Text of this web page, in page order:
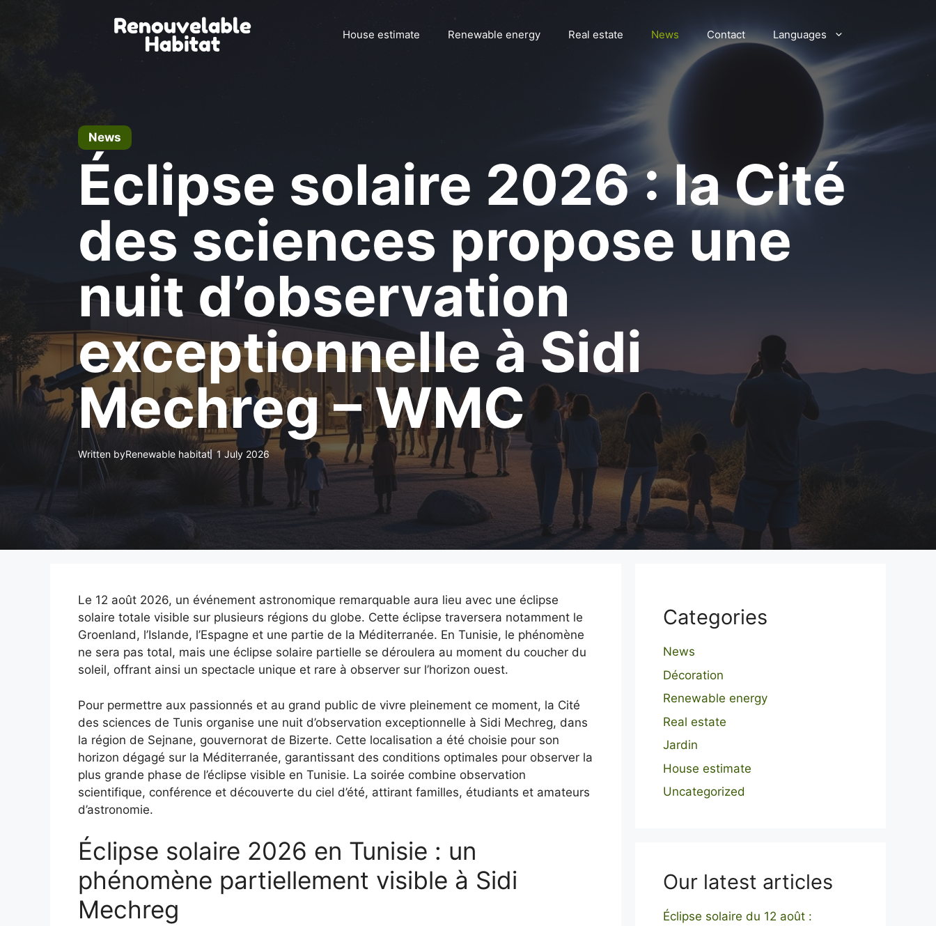
House estimate Renewable energy Real estate News Contact Languages
News
Éclipse solaire 2026 : la Cité
des sciences propose une
nuit d’observation
exceptionnelle à Sidi
Mechreg – WMC
Written byRenewable habitat 1 July 2026
Le 12 août 2026, un événement astronomique remarquable aura lieu avec une éclipse
solaire totale visible sur plusieurs régions du globe. Cette éclipse traversera notamment le
Groenland, l’Islande, l’Espagne et une partie de la Méditerranée. En Tunisie, le phénomène
ne sera pas total, mais une éclipse solaire partielle se déroulera au moment du coucher du
soleil, offrant ainsi un spectacle unique et rare à observer sur l’horizon ouest.
Pour permettre aux passionnés et au grand public de vivre pleinement ce moment, la Cité
des sciences de Tunis organise une nuit d’observation exceptionnelle à Sidi Mechreg, dans
la région de Sejnane, gouvernorat de Bizerte. Cette localisation a été choisie pour son
horizon dégagé sur la Méditerranée, garantissant des conditions optimales pour observer la
plus grande phase de l’éclipse visible en Tunisie. La soirée combine observation
scientifique, conférence et découverte du ciel d’été, attirant familles, étudiants et amateurs
d’astronomie.
Éclipse solaire 2026 en Tunisie : un
phénomène partiellement visible à Sidi
Mechreg
Categories
News
Décoration
Renewable energy
Real estate
Jardin
House estimate
Uncategorized
Our latest articles
Éclipse solaire du 12 août :